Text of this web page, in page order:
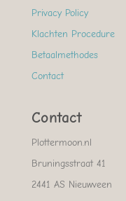
Privacy Policy
Klachten Procedure
Betaalmethodes
Contact
Contact
Plottermoon.nl
Bruningsstraat 41
2441 AS Nieuwveen